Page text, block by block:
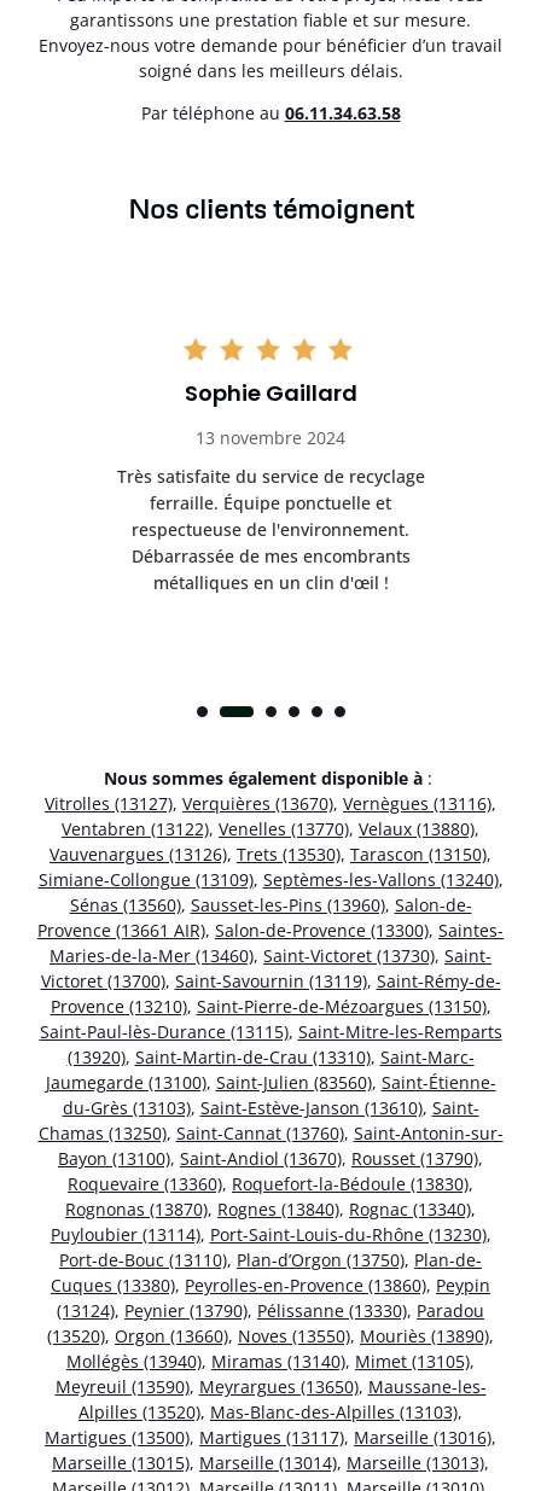
garantissons une prestation fiable et sur mesure.
Envoyez-nous votre demande pour bénéficier d’un travail
soigné dans les meilleurs délais.
Par téléphone au 06.11.34.63.58
Nos clients témoignent
Sophie Gaillard
13 novembre 2024
Très satisfaite du service de recyclage
ferraille. Équipe ponctuelle et
respectueuse de l'environnement.
Débarrassée de mes encombrants
métalliques en un clin d'œil !
Nous sommes également disponible à :
Vitrolles (13127), Verquières (13670), Vernègues (13116),
Ventabren (13122), Venelles (13770), Velaux (13880),
Vauvenargues (13126), Trets (13530), Tarascon (13150),
Simiane-Collongue (13109), Septèmes-les-Vallons (13240),
Sénas (13560), Sausset-les-Pins (13960), Salon-de-
Provence (13661 AIR), Salon-de-Provence (13300), Saintes-
Maries-de-la-Mer (13460), Saint-Victoret (13730), Saint-
Victoret (13700), Saint-Savournin (13119), Saint-Rémy-de-
Provence (13210), Saint-Pierre-de-Mézoargues (13150),
Saint-Paul-lès-Durance (13115), Saint-Mitre-les-Remparts
(13920), Saint-Martin-de-Crau (13310), Saint-Marc-
Jaumegarde (13100), Saint-Julien (83560), Saint-Étienne-
du-Grès (13103), Saint-Estève-Janson (13610), Saint-
Chamas (13250), Saint-Cannat (13760), Saint-Antonin-sur-
Bayon (13100), Saint-Andiol (13670), Rousset (13790),
Roquevaire (13360), Roquefort-la-Bédoule (13830),
Rognonas (13870), Rognes (13840), Rognac (13340),
Puyloubier (13114), Port-Saint-Louis-du-Rhône (13230),
Port-de-Bouc (13110), Plan-d’Orgon (13750), Plan-de-
Cuques (13380), Peyrolles-en-Provence (13860), Peypin
(13124), Peynier (13790), Pélissanne (13330), Paradou
(13520), Orgon (13660), Noves (13550), Mouriès (13890),
Mollégès (13940), Miramas (13140), Mimet (13105),
Meyreuil (13590), Meyrargues (13650), Maussane-les-
Alpilles (13520), Mas-Blanc-des-Alpilles (13103),
Martigues (13500), Martigues (13117), Marseille (13016),
Marseille (13015), Marseille (13014), Marseille (13013),